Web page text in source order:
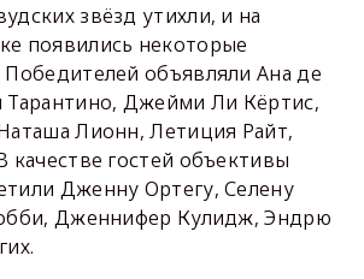
звёзд утихли, и на
появились некоторые
объявляли Ана де
Тарантино, Джейми Ли Кёртис,
Лионн, Летиция Райт,
качестве гостей объективы
Дженну Ортегу, Селену
Дженнифер Кулидж, Эндрю